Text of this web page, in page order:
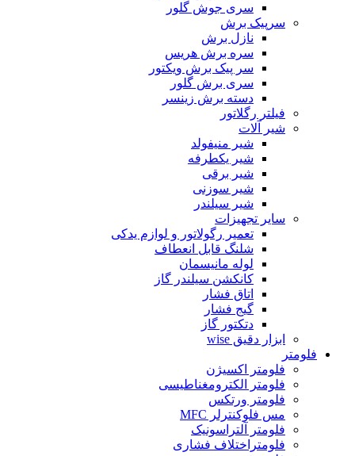
سری جوش گلور
سرپیک برش
نازل برش
سره برش هریس
سر پیک برش ویکتور
سری برش گلور
دسته برش زینسر
فیلتر رگلاتور
شیر آلات
شیر منیفولد
شیر یکطرفه
شیر برقی
شیر سوزنی
شیر سیلندر
سایر تجهیزات
تعمیر رگولاتور و لوازم یدکی
شلنگ قابل انعطاف
لوله مانیسمان
کانکشن سیلندر گاز
اتاق فشار
گیج فشار
دتکتور گاز
ابزار دقیق wise
فلومتر
فلومتر اکسیژن
فلومتر الکترومغناطیسی
فلومتر ورتکس
مس فلوکنترلر MFC
فلومتر آلتراسونیک
فلومتراختلاف فشاری